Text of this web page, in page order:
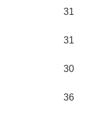
31
31
30
36